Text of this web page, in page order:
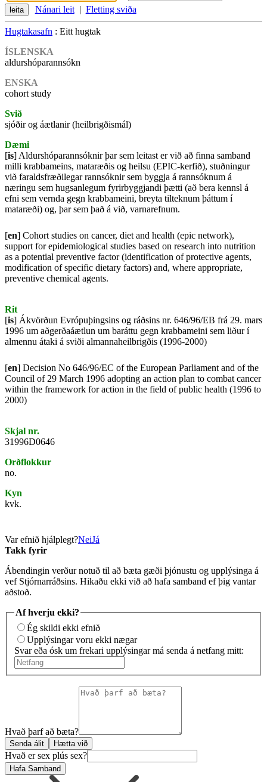
Nánari leit| Fletting sviða
Hugtakasafn : Eitt hugtak
ÍSLENSKA
aldurshóparannsókn
ENSKA
cohort study
Svið
sjóðir og áætlanir (heilbrigðismál)
Dæmi
[is] Aldurshóparannsóknir þar sem leitast er við að finna samband
milli krabbameins, mataræðis og heilsu (EPIC-kerfið), stuðningur
við faraldsfræðilegar rannsóknir sem byggja á rannsóknum á
næringu sem hugsanlegum fyrirbyggjandi þætti (að bera kennsl á
efni sem vernda gegn krabbameini, breyta tilteknum þáttum í
mataræði) og, þar sem það á við, varnarefnum.
[en] Cohort studies on cancer, diet and health (epic network),
support for epidemiological studies based on research into nutrition
as a potential preventive factor (identification of protective agents,
modification of specific dietary factors) and, where appropriate,
preventive chemical agents.
Rit
[is] Ákvörðun Evrópuþingsins og ráðsins nr. 646/96/EB frá 29. mars
1996 um aðgerðaáætlun um baráttu gegn krabbameini sem liður í
almennu átaki á sviði almannaheilbrigðis (1996-2000)
[en] Decision No 646/96/EC of the European Parliament and of the
Council of 29 March 1996 adopting an action plan to combat cancer
within the framework for action in the field of public health (1996 to
2000)
Skjal nr.
31996D0646
Orðflokkur
no.
Kyn
kvk.
Var efnið hjálplegt?NeiJá
Takk fyrir
Ábendingin verður notuð til að bæta gæði þjónustu og upplýsinga á
vef Stjórnarráðsins. Hikaðu ekki við að hafa samband ef þig vantar
aðstoð.
Af hverju ekki?
Ég skildi ekki efnið
Upplýsingar voru ekki nægar
Svar eða ósk um frekari upplýsingar má senda á netfang mitt:
Hvað þarf að bæta?
Senda álit Hætta við
Hvað er sex plús sex?
Hafa Samband